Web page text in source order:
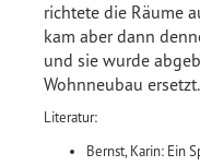
richtete die Räume
kam aber dann
und sie wurde
Wohnneubau ersetzt.
Literatur:
Bernst, Karin: Ein